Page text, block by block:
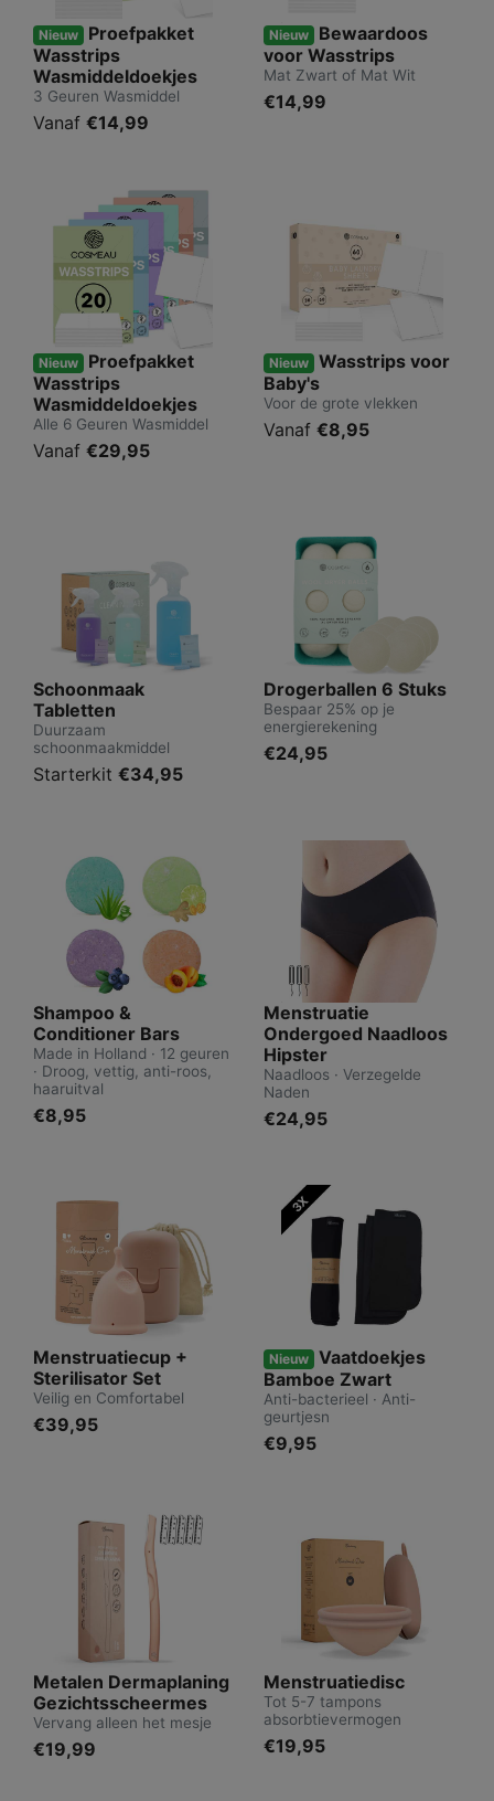
Nieuw Proefpakket
Wasstrips
Wasmiddeldoekjes
3 Geuren Wasmiddel
Vanaf €14,99
Nieuw Bewaardoos
voor Wasstrips
Mat Zwart of Mat Wit
€14,99
Nieuw Proefpakket
Wasstrips
Wasmiddeldoekjes
Alle 6 Geuren Wasmiddel
Vanaf €29,95
Nieuw Wasstrips voor
Baby's
Voor de grote vlekken
Vanaf €8,95
Schoonmaak
Tabletten
Duurzaam
schoonmaakmiddel
Starterkit €34,95
Drogerballen 6 Stuks
Bespaar 25% op je
energierekening
€24,95
Shampoo &
Conditioner Bars
Made in Holland · 12 geuren
· Droog, vettig, anti-roos,
haaruitval
€8,95
Menstruatie
Ondergoed Naadloos
Hipster
Naadloos · Verzegelde
Naden
€24,95
Menstruatiecup +
Sterilisator Set
Veilig en Comfortabel
€39,95
Nieuw Vaatdoekjes
Bamboe Zwart
Anti-bacterieel · Anti-
geurtjesn
€9,95
Metalen Dermaplaning
Gezichtsscheermes
Vervang alleen het mesje
€19,99
Menstruatiedisc
Tot 5-7 tampons
absorbtievermogen
€19,95